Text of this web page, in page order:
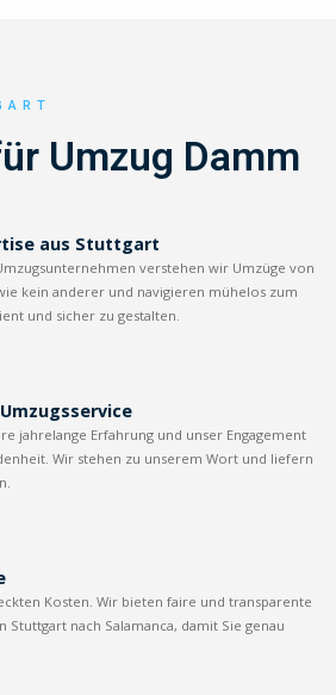
Umzug Damm
aus Stuttgart
verstehen wir Umzüge von
kein anderer und navigieren mühelos zum
und sicher zu gestalten.
jahrelange Erfahrung und unser Engagement
Wir stehen zu unserem Wort und liefern
Kosten. Wir bieten faire und transparente
Stuttgart nach Salamanca, damit Sie genau